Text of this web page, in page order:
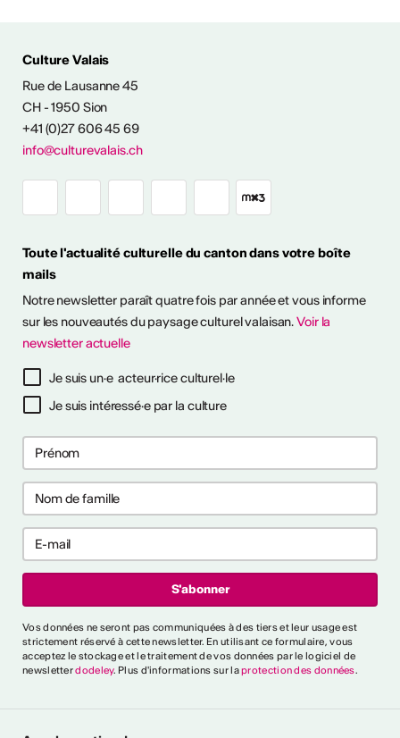
pour prévenir
?
pour prévenir
?
tout
je reconnu
culturel
?
Culture Valais
Rue de Lausanne 45
CH - 1950 Sion
+41 (0)27 606 45 69
info@culturevalais.ch
Toute l'actualité culturelle du canton dans votre boîte
mails
Notre newsletter paraît quatre fois par année et vous informe
sur les nouveautés du paysage culturel valaisan.Voir la
newsletter actuelle
Je suis un·e acteur·rice culturel·le
Je suis intéressé·e par la culture
Vos données ne seront pas communiquées à des tiers et leur usage est
strictement réservé à cette newsletter. En utilisant ce formulaire, vous
acceptez le stockage et le traitement de vos données par le logiciel de
newsletterdodeley. Plus d'informations sur laprotection des données.